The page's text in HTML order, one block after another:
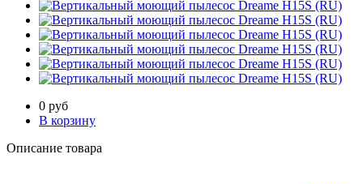
0 руб
В корзину
Описание товара